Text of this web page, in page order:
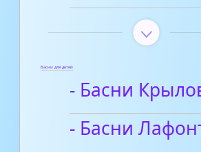
Басни для детей
- Басни
- Басни